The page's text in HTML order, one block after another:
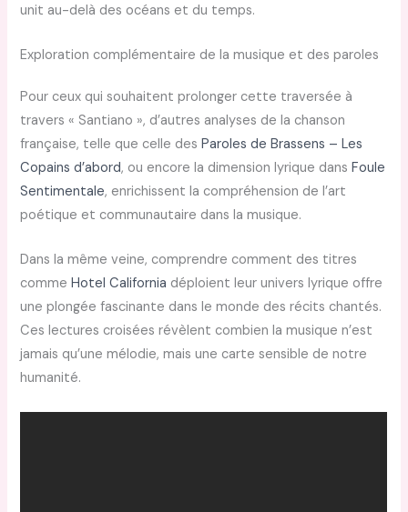
unit au-delà des océans et du temps.
Exploration complémentaire de la musique et des paroles
Pour ceux qui souhaitent prolonger cette traversée à
travers « Santiano », d’autres analyses de la chanson
française, telle que celle desParoles de Brassens – Les
Copains d’abord, ou encore la dimension lyrique dansFoule
Sentimentale, enrichissent la compréhension de l’art
poétique et communautaire dans la musique.
Dans la même veine, comprendre comment des titres
commeHotel California déploient leur univers lyrique offre
une plongée fascinante dans le monde des récits chantés.
Ces lectures croisées révèlent combien la musique n’est
jamais qu’une mélodie, mais une carte sensible de notre
humanité.